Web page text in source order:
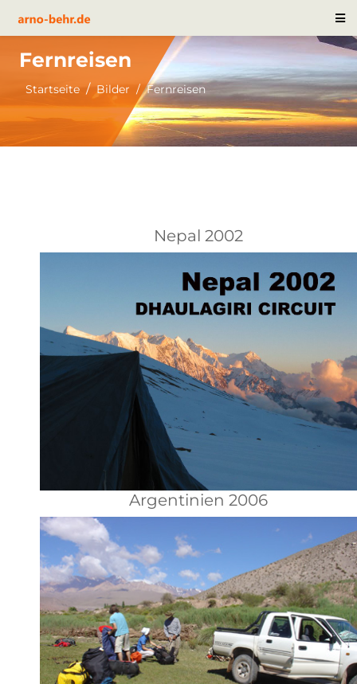
Fernreisen
Startseite Bilder Fernreisen
Nepal 2002
Argentinien 2006